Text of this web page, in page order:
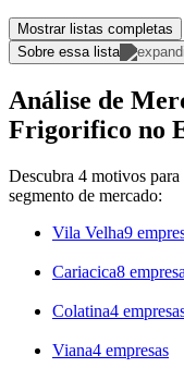
Mostrar listas completas
Sobre essa lista
Análise de
Frigorifico no
Descubra 4 motivos para
segmento de mercado:
Vila Velha9
Cariacica8
Colatina4
Viana4 empresas